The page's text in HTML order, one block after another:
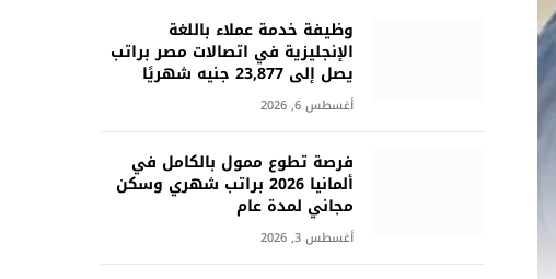
وظيفة خدمة عملاء باللغة
الإنجليزية في اتصالات مصر براتب
يصل إلى 23,877 جنيه شهريًا
أغسطس 6, 2026
فرصة تطوع ممول بالكامل في
ألمانيا 2026 براتب شهري وسكن
مجاني لمدة عام
أغسطس 3, 2026